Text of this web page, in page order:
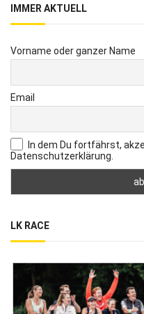
IMMER AKTUELL
Vorname oder ganzer Name
Email
In dem Du fortfährst,
Datenschutzerklärung.
LK RACE